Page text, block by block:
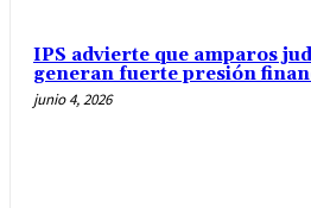
IPS advierte que amparos
generan fuerte presión
junio 4, 2026